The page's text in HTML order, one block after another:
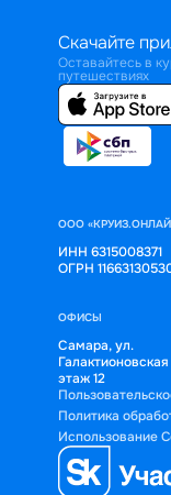
Скачайте
Оставайтесь в
путешествиях
ООО
ИНН 6315008371
ОГРН
ОФИСЫ
Самара, ул.
Галактионовская
этаж 12
Политика
Использование